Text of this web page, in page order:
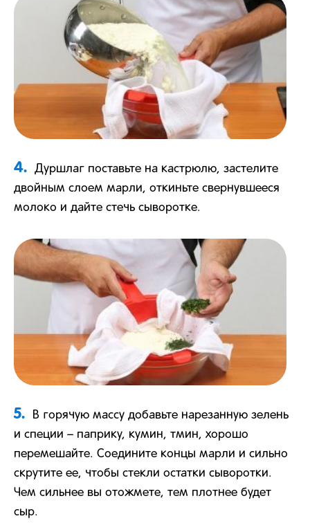
4.
Дуршлаг поставьте на кастрюлю, застелите
двойным слоем марли, откиньте свернувшееся
молоко и дайте стечь сыворотке.
5.
В горячую массу добавьте нарезанную зелень
и специи – паприку, кумин, тмин, хорошо
перемешайте. Соедините концы марли и сильно
скрутите ее, чтобы стекли остатки сыворотки.
Чем сильнее вы отожмете, тем плотнее будет
сыр.